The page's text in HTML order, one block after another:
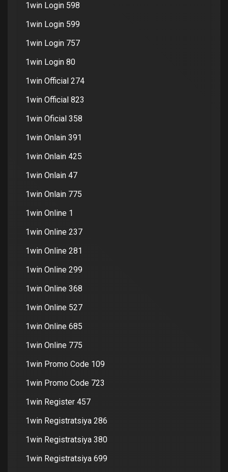
1win Login 598
1win Login 599
1win Login 757
1win Login 80
1win Official 274
1win Official 823
1win Oficial 358
1win Onlain 391
1win Onlain 425
1win Onlain 47
1win Onlain 775
1win Online 1
1win Online 237
1win Online 281
1win Online 299
1win Online 368
1win Online 527
1win Online 685
1win Online 775
1win Promo Code 109
1win Promo Code 723
1win Register 457
1win Registratsiya 286
1win Registratsiya 380
1win Registratsiya 699